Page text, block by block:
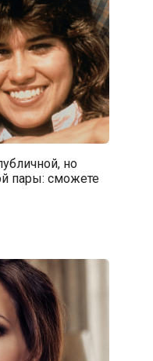
но
пары: сможете